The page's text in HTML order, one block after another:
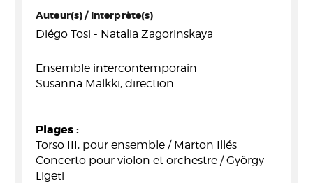
Auteur(s) / Interprète(s)
Diégo Tosi - Natalia Zagorinskaya
Ensemble intercontemporain
Susanna Mälkki, direction
Plages :
Torso III, pour ensemble / Marton Illés
Concerto pour violon et orchestre / György
Ligeti